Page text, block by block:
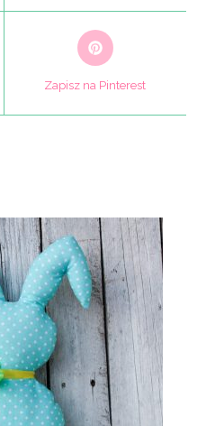
window
Opens
in
window
Zapisz na Pinterest